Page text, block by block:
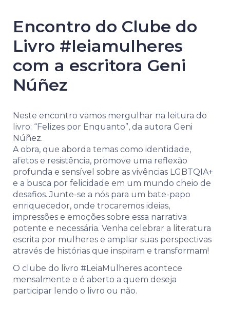
Encontro do Clube do
Livro #leiamulheres
com a escritora Geni
Núñez
Neste encontro vamos mergulhar na leitura do
livro: “Felizes por Enquanto”, da autora Geni
Núñez.
A obra, que aborda temas como identidade,
afetos e resistência, promove uma reflexão
profunda e sensível sobre as vivências LGBTQIA+
e a busca por felicidade em um mundo cheio de
desafios. Junte-se a nós para um bate-papo
enriquecedor, onde trocaremos ideias,
impressões e emoções sobre essa narrativa
potente e necessária. Venha celebrar a literatura
escrita por mulheres e ampliar suas perspectivas
através de histórias que inspiram e transformam!
O clube do livro #LeiaMulheres acontece
mensalmente e é aberto a quem deseja
participar lendo o livro ou não.